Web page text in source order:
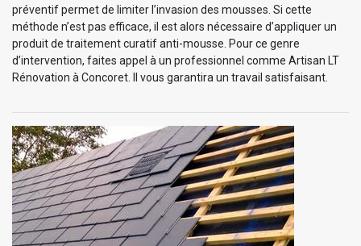
préventif permet de limiter l’invasion des mousses. Si cette
méthode n’est pas efficace, il est alors nécessaire d’appliquer un
produit de traitement curatif anti-mousse. Pour ce genre
d’intervention, faites appel à un professionnel comme Artisan LT
Rénovation à Concoret. Il vous garantira un travail satisfaisant.